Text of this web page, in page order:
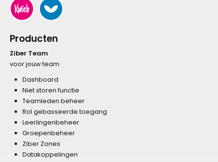
Producten
Ziber Team
voor jouw team
Dashboard
Niet storen functie
Teamleden beheer
Rol gebasseerde toegang
Leerlingenbeheer
Groepenbeheer
Ziber Zones
Datakoppelingen